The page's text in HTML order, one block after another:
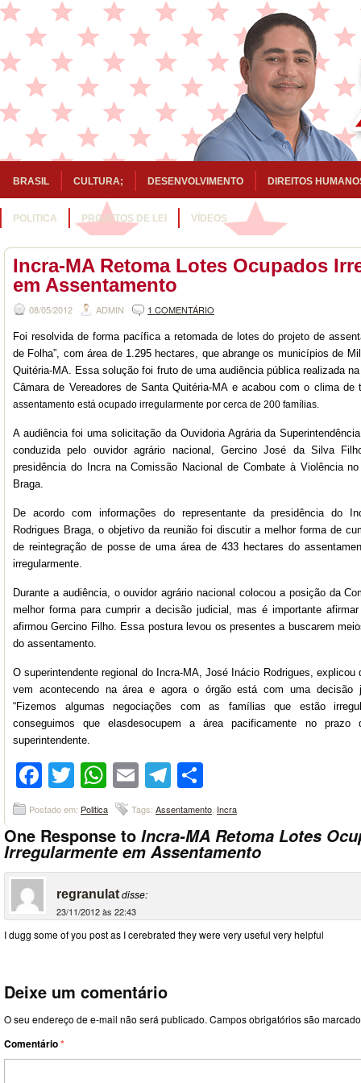
BRASIL CULTURA; DESENVOLVIMENTO DIREITOS
POLITICA PROJETOS DE LEI VÍDEOS
Incra-MA Retoma Lotes Ocupados
em Assentamento
08/05/2012 ADMIN 1 COMENTÁRIO
Foi resolvida de forma pacífica a retomada de lotes do projeto de
de Folha”, com área de 1.295 hectares, que abrange os municípios de
Quitéria-MA. Essa solução foi fruto de uma audiência pública realizada
Câmara de Vereadores de Santa Quitéria-MA e acabou com o clima de
assentamento está ocupado irregularmente por cerca de 200 famílias.
A audiência foi uma solicitação da Ouvidoria Agrária da
conduzida pelo ouvidor agrário nacional, Gercino José da Silva
presidência do Incra na Comissão Nacional de Combate à Violência
Braga.
De acordo com informações do representante da presidência do
Rodrigues Braga, o objetivo da reunião foi discutir a melhor forma de
de reintegração de posse de uma área de 433 hectares do
irregularmente.
Durante a audiência, o ouvidor agrário nacional colocou a posição da
melhor forma para cumprir a decisão judicial, mas é importante
afirmou Gercino Filho. Essa postura levou os presentes a buscarem
do assentamento.
O superintendente regional do Incra-MA, José Inácio Rodrigues, explicou
vem acontecendo na área e agora o órgão está com uma decisão
“Fizemos algumas negociações com as famílias que estão
conseguimos que elasdesocupem a área pacificamente no prazo
superintendente.
Facebook
Twitter
WhatsApp
EmailTelegram
Postado em: Politica Tags: Assentamento Incra
One Response to Incra-MA Retoma Lotes
Irregularmente em Assentamento
regranulatdisse:
23/11/2012 às 22:43
I dugg some of you post as I cerebrated they were very useful very helpful
Deixe um comentário
O seu endereço de e-mail não será publicado. Campos obrigatórios são
Comentário*